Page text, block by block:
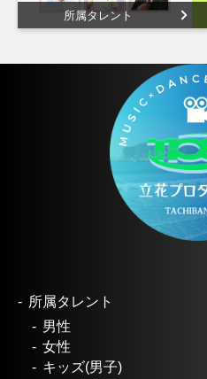
所属タレント
所属タレント
男性
女性
キッズ(男子)